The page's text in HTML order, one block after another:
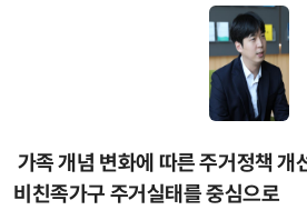
가족 개념 변화에 따른 주거정책 개
비친족가구 주거실태를 중심으로